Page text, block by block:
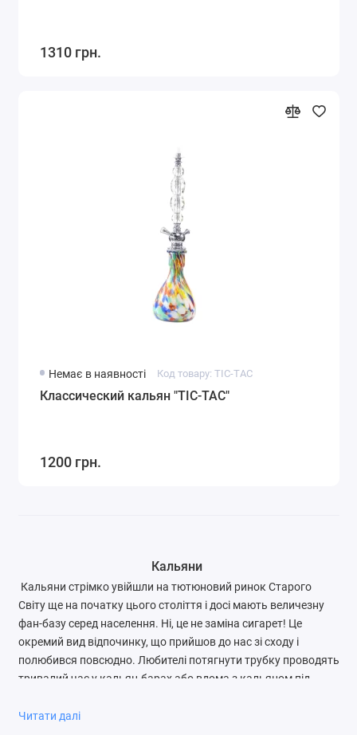
1310 грн.
Немає в наявності Код товару: TIC-TAC
Классический кальян "TIC-TAC"
1200 грн.
Кальяни
Кальяни стрімко увійшли на тютюновий ринок Старого
Світу ще на початку цього століття і досі мають величезну
фан-базу серед населення. Ні, це не заміна сигарет! Це
окремий вид відпочинку, що прийшов до нас зі сходу і
полюбився повсюдно. Любителі потягнути трубку проводять
тривалий час у кальян-барах або вдома з кальяном під
частин, як посудина, куди наливають рідину, люлька для
Читати далі